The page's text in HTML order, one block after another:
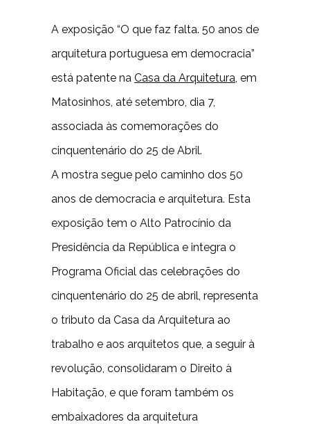
A exposição “O que faz falta. 50 anos de
arquitetura portuguesa em democracia”
está patente na Casa da Arquitetura, em
Matosinhos, até setembro, dia 7,
associada às comemorações do
cinquentenário do 25 de Abril.
A mostra segue pelo caminho dos 50
anos de democracia e arquitetura. Esta
exposição tem o Alto Patrocínio da
Presidência da República e integra o
Programa Oficial das celebrações do
cinquentenário do 25 de abril, representa
o tributo da Casa da Arquitetura ao
trabalho e aos arquitetos que, a seguir à
revolução, consolidaram o Direito à
Habitação, e que foram também os
embaixadores da arquitetura